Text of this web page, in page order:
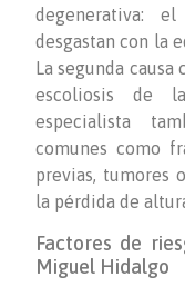
degenerativa:
desgastan con la
La segunda
escoliosis de
especialista
comunes como
previas, tumores
la pérdida de
Factores de
Miguel Hidalgo